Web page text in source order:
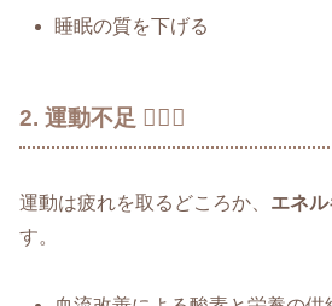
睡眠の質を下げる
2. 運動不足 🚶‍♂️❌
運動は疲れを取るどころか、 エネ
す。